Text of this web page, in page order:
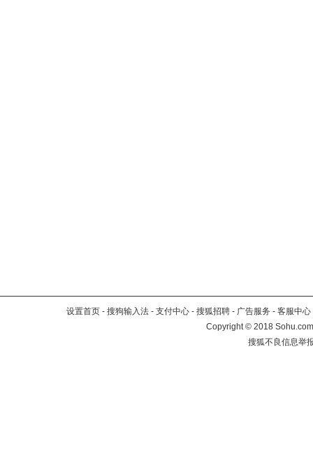
设置首页 - 搜狗输入法 - 支付中心 - 搜狐招聘 - 广告服务 - 客服中心
Copyright©2018
搜狐不良信息举